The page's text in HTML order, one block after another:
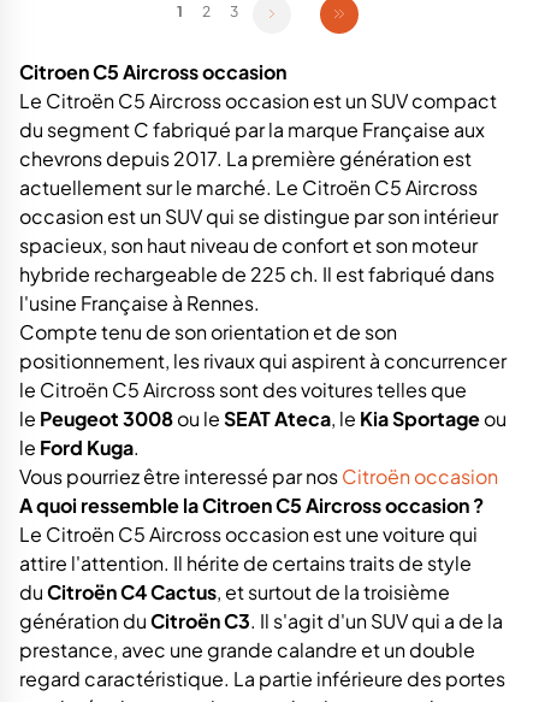
1 2 3
Citroen C5 Aircross occasion
Le Citroën C5 Aircross occasion est un SUV compact
du segment C fabriqué par la marque Française aux
chevrons depuis 2017. La première génération est
actuellement sur le marché. Le Citroën C5 Aircross
occasion est un SUV qui se distingue par son intérieur
spacieux, son haut niveau de confort et son moteur
hybride rechargeable de 225 ch. Il est fabriqué dans
l'usine Française à Rennes.
Compte tenu de son orientation et de son
positionnement, les rivaux qui aspirent à concurrencer
le Citroën C5 Aircross sont des voitures telles que
le Peugeot 3008ou leSEAT Ateca, le Kia Sportageou
le Ford Kuga.
Vous pourriez être interessé par nosCitroën occasion
A quoi ressemble la Citroen C5 Aircross occasion ?
Le Citroën C5 Aircross occasion est une voiture qui
attire l'attention. Il hérite de certains traits de style
duCitroën C4 Cactus, et surtout de la troisième
génération duCitroën C3. Il s'agit d'un SUV qui a de la
prestance, avec une grande calandre et un double
regard caractéristique. La partie inférieure des portes